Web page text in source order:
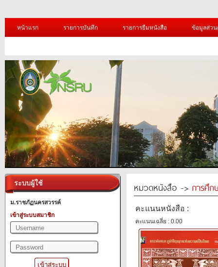
หน้าแรก รายการบันทึก รายการยืมหนังสือ ข้อมูลส่ว
ระบบผู้ใช้
ม.ราชภัฏนครสวรรค์
เข้าสู่ระบบสมาชิก
หมวดหนังสือ -> การศึก
คะแนนหนังสือ :
คะแนนเฉลี่ย : 0.00